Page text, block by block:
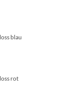
blau
rot